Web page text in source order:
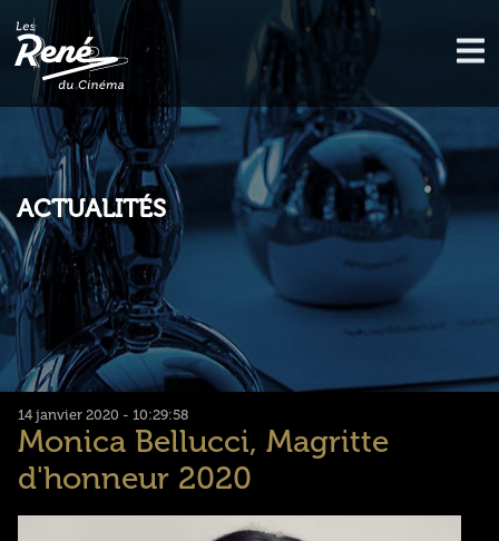
ACTUALITÉS
14 janvier 2020 - 10:29:58
Monica Bellucci, Magritte
d'honneur 2020